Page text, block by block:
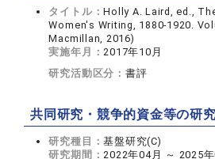
タイトル：Holly A. Laird, ed.,
Women's Writing, 1880-1920.
Macmillan, 2016)
実施年月：2017年10月
研究活動区分： 書評
共同研究・競争的資金等の研
研究種目：基盤研究(C)
研究期間：2022年04月 ～ 2025年